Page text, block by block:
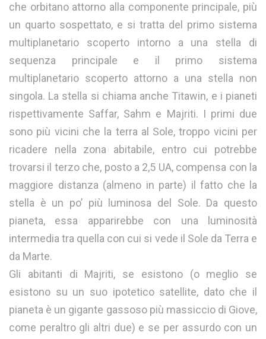
che orbitano attorno alla componente principale, più
un quarto sospettato, e si tratta del primo sistema
multiplanetario scoperto intorno a una stella di
sequenza principale e il primo sistema
multiplanetario scoperto attorno a una stella non
singola. La stella si chiama anche Titawin, e i pianeti
rispettivamente Saffar, Sahm e Majriti. I primi due
sono più vicini che la terra al Sole, troppo vicini per
ricadere nella zona abitabile, entro cui potrebbe
trovarsi il terzo che, posto a 2,5 UA, compensa con la
maggiore distanza (almeno in parte) il fatto che la
stella è un po’ più luminosa del Sole. Da questo
pianeta, essa apparirebbe con una luminosità
intermedia tra quella con cui si vede il Sole da Terra e
da Marte.
Gli abitanti di Majriti, se esistono (o meglio se
esistono su un suo ipotetico satellite, dato che il
pianeta è un gigante gassoso più massiccio di Giove,
come peraltro gli altri due) e se per assurdo con un